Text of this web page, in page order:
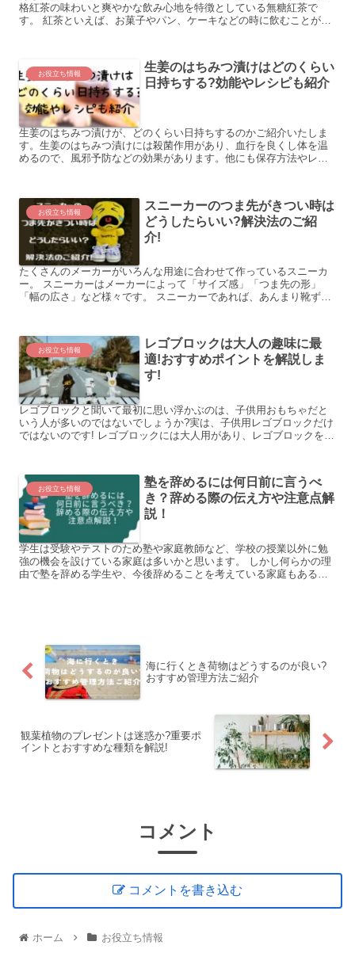
格紅茶の味わいと爽やかな飲み心地を特徴としている無糖紅茶で
す。 紅茶といえば、お菓子やパン、ケーキなどの時に飲むことが多
お役立ち情報
生姜のはちみつ漬けはどのくらい
日持ちする?効能やレシピも紹介
生姜のはちみつ漬けが、どのくらい日持ちするのかご紹介いたしま
す。生姜のはちみつ漬けには殺菌作用があり、血行を良くし体を温
めるので、風邪予防などの効果があります。他にも保存方法やレシ
お役立ち情報
スニーカーのつま先がきつい時は
どうしたらいい?解決法のご紹
介!
たくさんのメーカーがいろんな用途に合わせて作っているスニーカ
ー。 スニーカーはメーカーによって「サイズ感」「つま先の形」
「幅の広さ」など様々です。 スニーカーであれば、あんまり靴ずれ
お役立ち情報
レゴブロックは大人の趣味に最
適!おすすめポイントを解説しま
す!
レゴブロックと聞いて最初に思い浮かぶのは、子供用おもちゃだと
いう人が多いのではないでしょうか?実は、子供用レゴブロックだけ
ではないのです! レゴブロックには大人用があり、レゴブロックを趣
お役立ち情報
塾を辞めるには何日前に言うべ
き？辞める際の伝え方や注意点解
説！
学生は受験やテストのため塾や家庭教師など、学校の授業以外に勉
強の機会を設けている家庭は多いかと思います。 しかし何らかの理
由で塾を辞める学生や、今後辞めることを考えている家庭もあるの
海に行くとき荷物はどうするのが良い?
おすすめ管理方法ご紹介
観葉植物のプレゼントは迷惑か?重要ポ
イントとおすすめな種類を解説!
コメント
コメントを書き込む
ホーム お役立ち情報